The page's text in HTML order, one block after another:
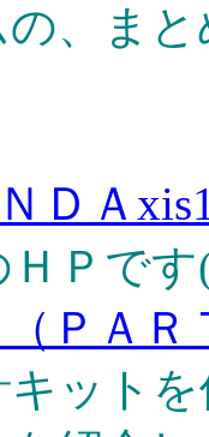
、まと
ＤＡ
Ｐです
ＰＡＲ
ット